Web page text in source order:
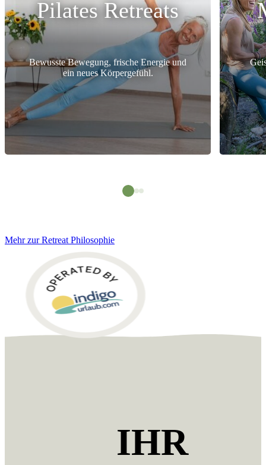
Pilates Retreats
Bewusste Bewegung, frische Energie und
ein neues Körpergefühl.
Mehr zur Retreat Philosophie
IHR